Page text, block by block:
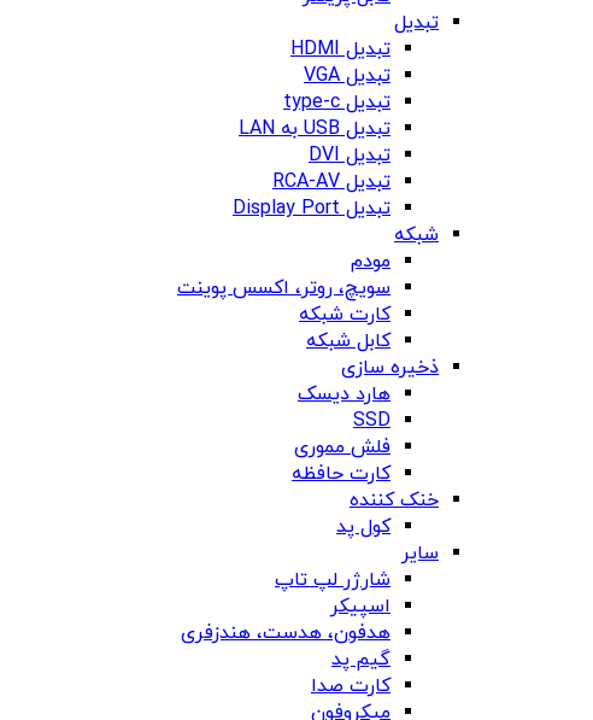
تبدیل
تبدیل HDMI
تبدیل VGA
تبدیل type-c
تبدیل USB به LAN
تبدیل DVI
تبدیل RCA-AV
تبدیل Display Port
شبکه
مودم
سویچ، روتر، اکسس پوینت
کارت شبکه
کابل شبکه
ذخیره سازی
هارد دیسک
SSD
فلش مموری
کارت حافظه
خنک کننده
کول پد
سایر
شارژر لپ تاپ
اسپیکر
هدفون، هدست، هندزفری
گیم پد
کارت صدا
میکروفون